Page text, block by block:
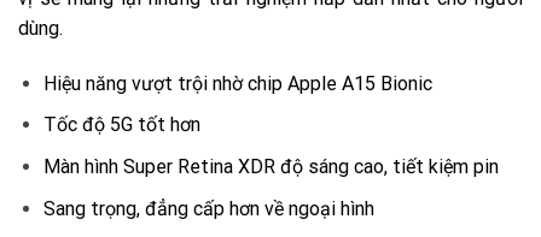
dùng.
Hiệu năng vượt trội nhờ chip Apple A15 Bionic
Tốc độ 5G tốt hơn
Màn hình Super Retina XDR độ sáng cao, tiết kiệm pin
Sang trọng, đẳng cấp hơn về ngoại hình